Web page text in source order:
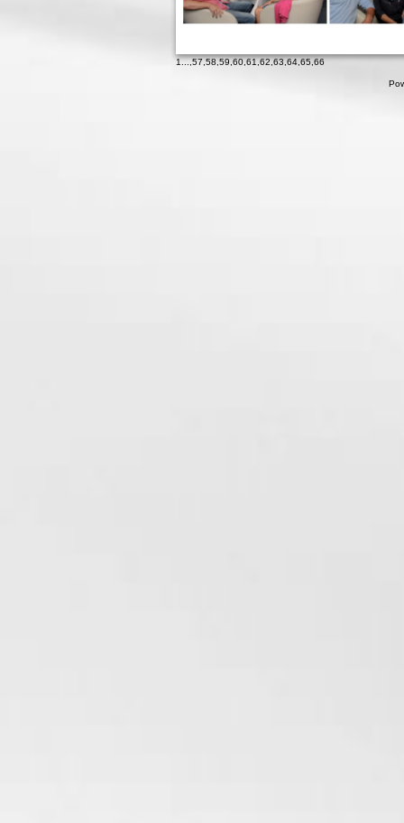
1...,57,58,59,60,61,62,63,64,65,66